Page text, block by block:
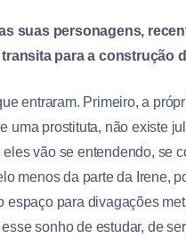
suas personagens,
para a construção
entraram. Primeiro, a
uma prostituta, não existe
vão se entendendo, se
menos da parte da Irene,
para divagações
sonho de estudar, de